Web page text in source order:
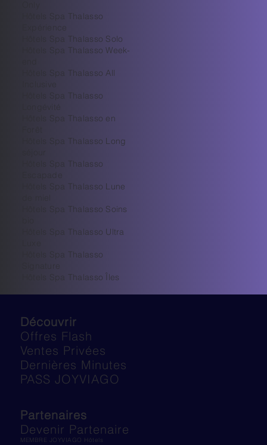
Hôtels Spa Thalasso
Expérience
Hôtels Spa Thalasso Solo
Hôtels Spa Thalasso Week-
Hôtels Spa Thalasso All
Hôtels Spa Thalasso
Hôtels Spa Thalasso en
Hôtels Spa Thalasso Long
Hôtels Spa Thalasso
Hôtels Spa Thalasso Lune
Hôtels Spa Thalasso Soins
Hôtels Spa Thalasso Ultra
​Hôtels Spa Thalasso
Hôtels Spa Thalasso Îles
Découvrir
Offres Flash
Ventes Privées
Dernières Minutes
PASS JOYVIAGO
Partenaires
Devenir Partenaire
MEMBRE JOYVIAGO Hôtels